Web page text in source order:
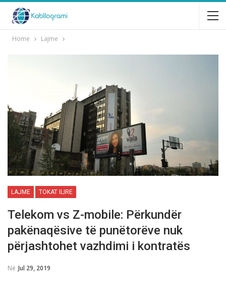
Home Lajme
LAJME TOKAT ILIRE
Telekom vs Z-mobile: Përkundër
pakënaqësive të punëtorëve nuk
përjashtohet vazhdimi i kontratës
Në Jul 29, 2019